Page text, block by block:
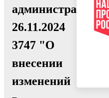
администрации
26.11.2024
3747 "О
внесении
изменений